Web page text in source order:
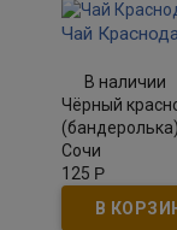
Чай
В наличии
Чёрный
Сочи
125 Р